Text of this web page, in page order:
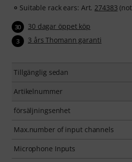
Suitable rack ears: Art. 274383
30 30 dagar öppet köp
3 3 års Thomann garanti
Tillgänglig sedan
Artikelnummer
försäljningsenhet
Max.number of input channels
Microphone Inputs